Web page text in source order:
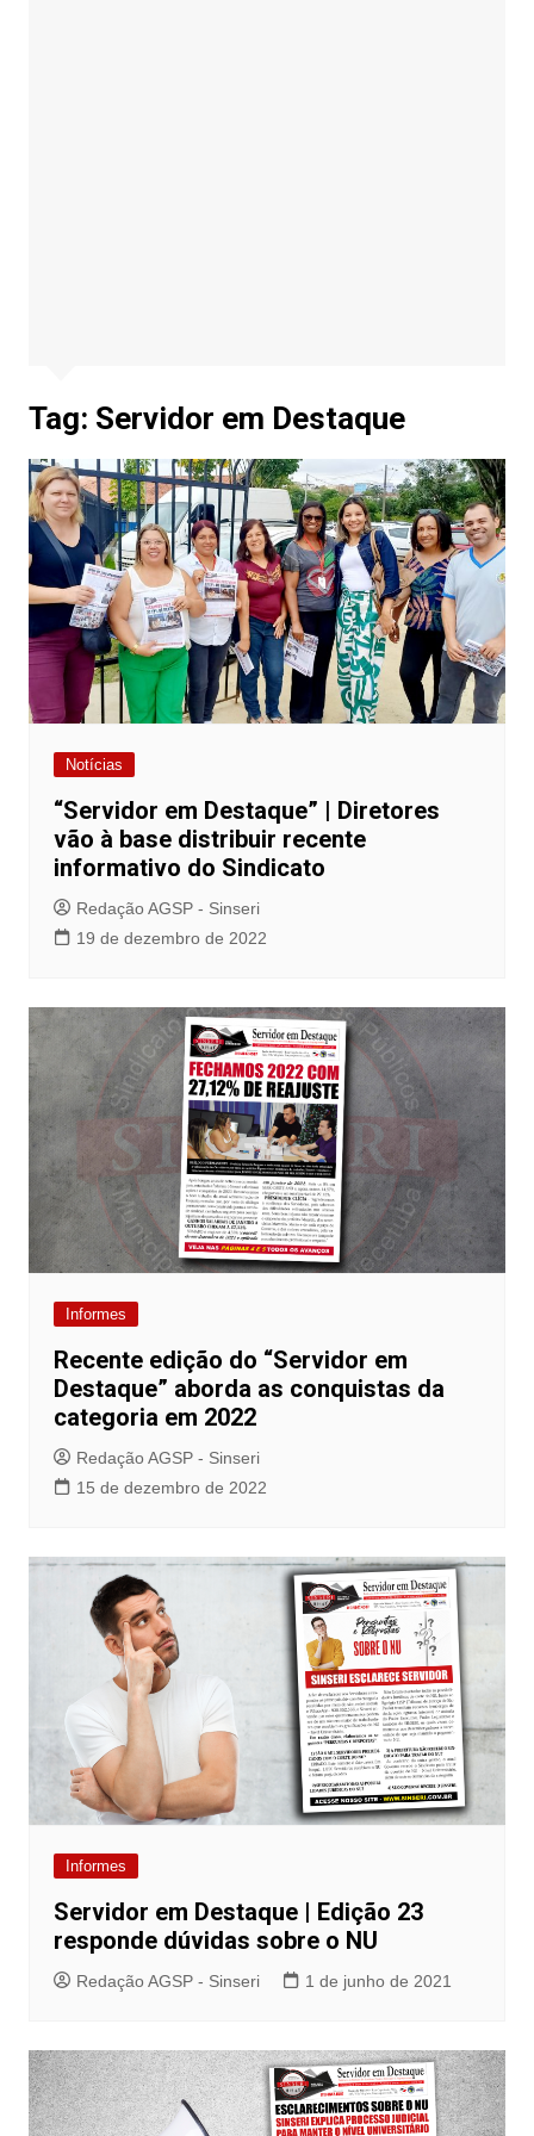
Tag: Servidor em Destaque
Notícias
“Servidor em Destaque” | Diretores
vão à base distribuir recente
informativo do Sindicato
Redação AGSP - Sinseri
19 de dezembro de 2022
Informes
Recente edição do “Servidor em
Destaque” aborda as conquistas da
categoria em 2022
Redação AGSP - Sinseri
15 de dezembro de 2022
Informes
Servidor em Destaque | Edição 23
responde dúvidas sobre o NU
Redação AGSP - Sinseri 1 de junho de 2021